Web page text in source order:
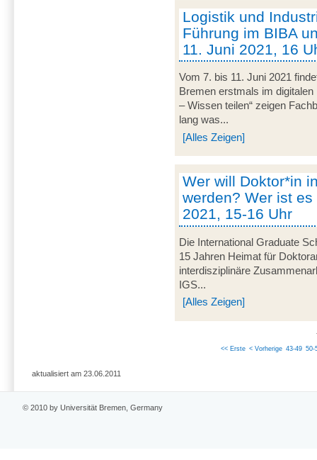
Logistik und
Führung im BIBA
11. Juni 2021, 16
Vom 7. bis 11. Juni 2021
Bremen erstmals im
– Wissen teilen“ zeigen
lang was...
[Alles Zeigen]
Wer will Doktor*in
werden? Wer ist
2021, 15-16 Uhr
Die International Graduate
15 Jahren Heimat für
interdisziplinäre
IGS...
[Alles Zeigen]
<< Erste < Vorherige 43-49 50-
aktualisiert am 23.06.2011
© 2010 by Universität Bremen, Germany